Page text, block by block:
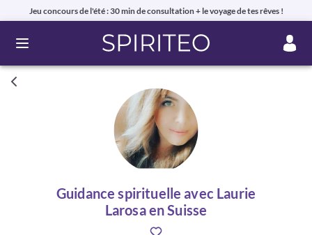
Jeu concours de l'été : 30 min de consultation + le voyage de tes rêves !
Ouvrir le menu
Guidance spirituelle avec Laurie
Larosa en Suisse